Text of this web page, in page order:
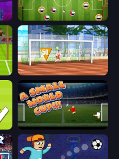
Soccer Challenge
Street Freekick 3D
A Small World Cup